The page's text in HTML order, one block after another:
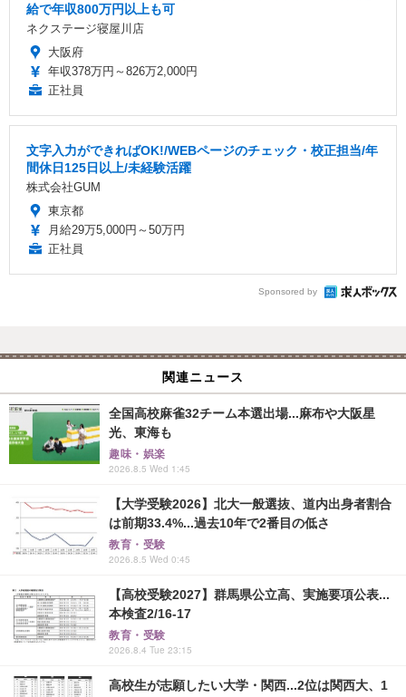
給で年収800万円以上も可
ネクステージ寝屋川店
大阪府
年収378万円～826万2,000円
正社員
文字入力ができればOK!/WEBページのチェック・校正担当/年
間休日125日以上/未経験活躍
株式会社GUM
東京都
月給29万5,000円～50万円
正社員
Sponsored by
関連ニュース
全国高校麻雀32チーム本選出場...麻布や大阪星
光、東海も
趣味・娯楽
2026.8.5 Wed 1:45
【大学受験2026】北大一般選抜、道内出身者割合
は前期33.4%...過去10年で2番目の低さ
教育・受験
2026.8.5 Wed 0:45
【高校受験2027】群馬県公立高、実施要項公表...
本検査2/16-17
教育・受験
2026.8.4 Tue 23:15
高校生が志願したい大学・関西...2位は関西大、1